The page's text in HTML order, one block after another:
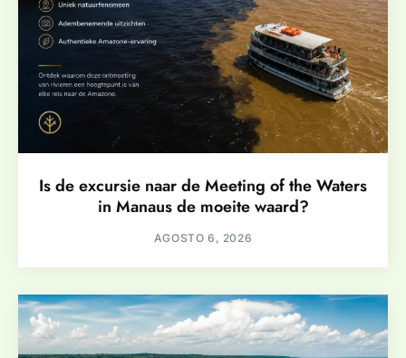
Is de excursie naar de Meeting of the Waters
in Manaus de moeite waard?
AGOSTO 6, 2026